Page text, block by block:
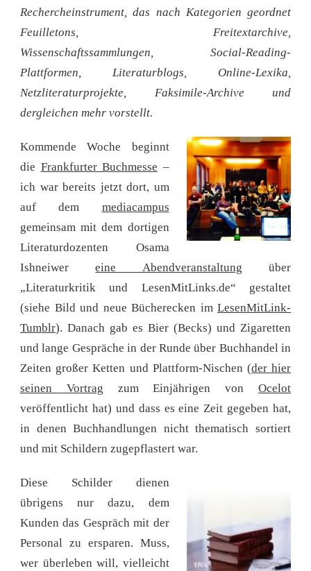
Rechercheinstrument, das nach Kategorien geordnet
Feuilletons, Freitextarchive,
Wissenschaftssammlungen, Social-Reading-
Plattformen, Literaturblogs, Online-Lexika,
Netzliteraturprojekte, Faksimile-Archive und
dergleichen mehr vorstellt.
Kommende Woche beginnt
die Frankfurter Buchmesse –
ich war bereits jetzt dort, um
auf dem mediacampus
gemeinsam mit dem dortigen
Literaturdozenten Osama
Ishneiwereine Abendveranstaltung über
„Literaturkritik und LesenMitLinks.de“ gestaltet
(siehe Bild und neue Bücherecken im LesenMitLink-
Tumblr). Danach gab es Bier (Becks) und Zigaretten
und lange Gespräche in der Runde über Buchhandel in
Zeiten großer Ketten und Plattform-Nischen (der hier
seinen Vortrag zum Einjährigen vonOcelot
veröffentlicht hat) und dass es eine Zeit gegeben hat,
in denen Buchhandlungen nicht thematisch sortiert
und mit Schildern zugepflastert war.
Diese Schilder dienen
übrigens nur dazu, dem
Kunden das Gespräch mit der
Personal zu ersparen. Muss,
wer überleben will, vielleicht